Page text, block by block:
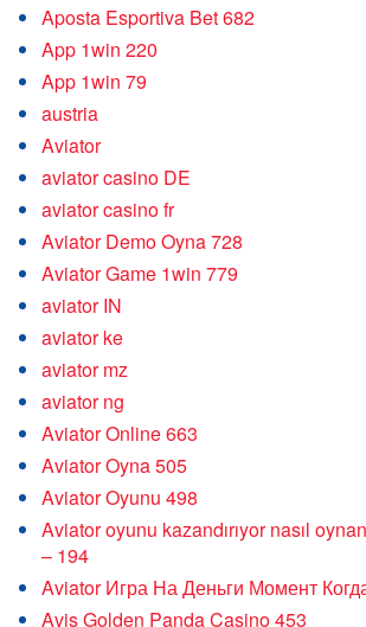
Aposta Esportiva Bet 682
App 1win 220
App 1win 79
austria
Aviator
aviator casino DE
aviator casino fr
Aviator Demo Oyna 728
Aviator Game 1win 779
aviator IN
aviator ke
aviator mz
aviator ng
Aviator Online 663
Aviator Oyna 505
Aviator Oyunu 498
Aviator oyunu kazandırıyor nasıl
– 194
Aviator Игра На Деньги Момент
Avis Golden Panda Casino 453